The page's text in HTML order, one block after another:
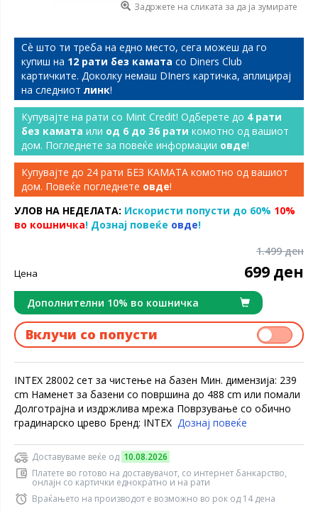
Задржете на сликата за да ја зумирате
Сѐ што ти треба на едно место, сега можеш да го
купиш на 12 рати без камата со Diners Club
картичките. Доколку немаш DIners картичка, аплицирај
на следниот линк!
Купувајте на рати со Mint Credit! Одберете до 4 рати
без камата или од 6 до 36 рати комотно од вашиот
дом. Погледнете за повеќе информации овде!
Купувајте до 24 рати БЕЗ КАМАТА комотно од вашиот
дом. Повеќе погледнете овде!
УЛОВ НА НЕДЕЛАТА: Искористи попусти до 60% 10%
во кошничка! Дознај повеќе овде!
1.499 ден
Цена 699 ден
Дополнителни 10% во кошничка
Вклучи со попусти
INTEX 28002 сет за чистење на базен Мин. димензија: 239
cm Наменет за базени со површина до 488 cm или помали
Долготрајна и издржлива мрежа Поврзување со обично
градинарско црево Бренд: INTEX Дознај повеќе
Доставуваме веќе од 10.08.2026
Платете во готово на доставувачот, со интернет банкарство,
онлајн со картички еднократно и на рати
Враќањето на производот е возможно во рок од 14 дена